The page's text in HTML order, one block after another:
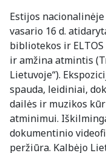
Estijos
vasario 16 d.
bibliotekos ir
ir amžina atmintis
Lietuvoje“).
spauda, leidiniai,
dailės ir muzikos
atminimui.
dokumentinio
peržiūra. Kalbėjo